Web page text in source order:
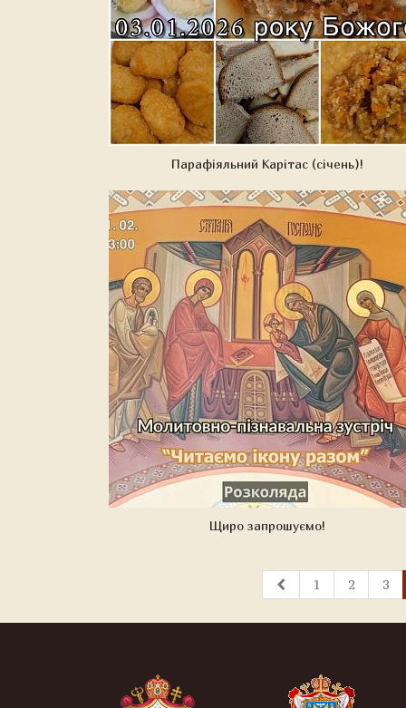
Парафіяльний Карітас (січень)!
Щиро запрошуємо!
1 2 3